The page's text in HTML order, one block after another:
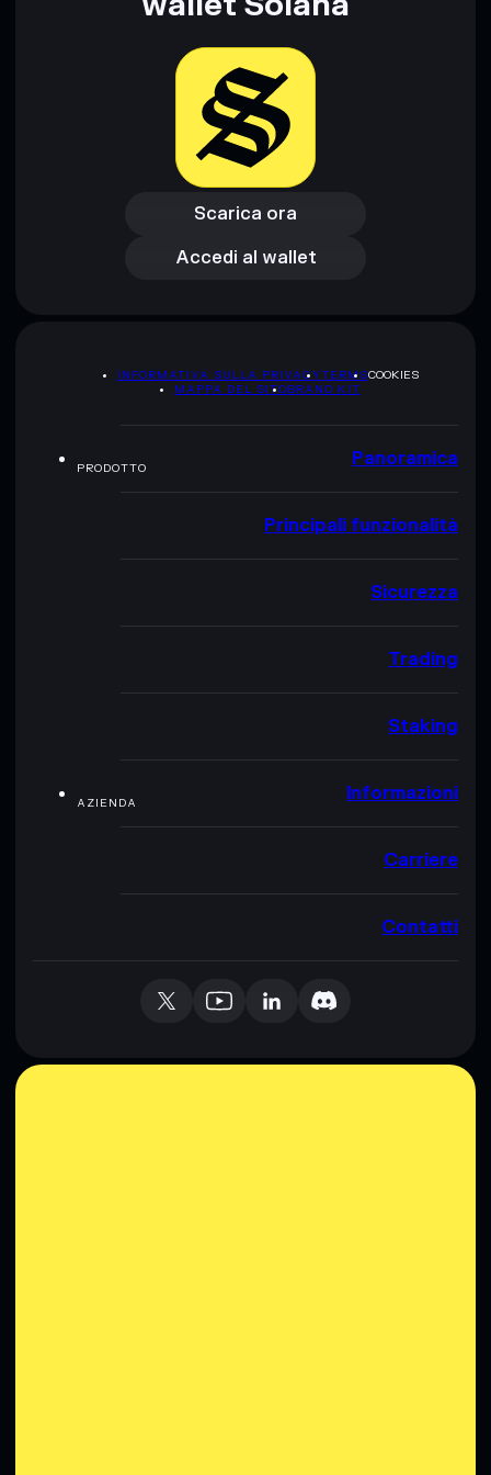
formativi e non costituiscono una consulenza finanziaria.
Scarica ora
Scarica ora
Accedi al wallet
Accedi al wallet
INFORMATIVA SULLA PRIVACYTERMSCOOKIES
MAPPA DEL SITOBRAND KIT
PRODOTTO Panoramica
Principali funzionalità
Sicurezza
Trading
Staking
AZIENDA Informazioni
Carriere
Contatti